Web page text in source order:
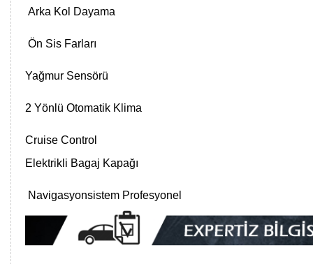
Arka Kol Dayama
Ön Sis Farları
Yağmur Sensörü
2 Yönlü Otomatik Klima
Cruise Control
Elektrikli Bagaj Kapağı
Navigasyonsistem Profesyonel